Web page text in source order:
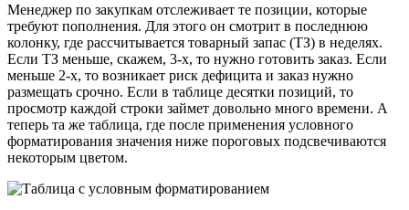
Менеджер по закупкам отслеживает те позиции, которые
требуют пополнения. Для этого он смотрит в последнюю
колонку, где рассчитывается товарный запас (ТЗ) в неделях.
Если ТЗ меньше, скажем, 3-х, то нужно готовить заказ. Если
меньше 2-х, то возникает риск дефицита и заказ нужно
размещать срочно. Если в таблице десятки позиций, то
просмотр каждой строки займет довольно много времени. А
теперь та же таблица, где после применения условного
форматирования значения ниже пороговых подсвечиваются
некоторым цветом.